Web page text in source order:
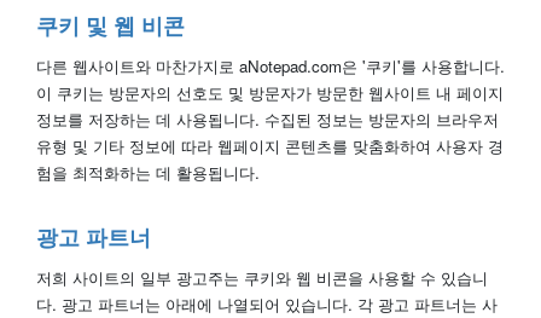
쿠키 및 웹 비콘
다른 웹사이트와 마찬가지로 aNotepad.com은 '쿠키'를 사용합니다.
이 쿠키는 방문자의 선호도 및 방문자가 방문한 웹사이트 내 페이지
정보를 저장하는 데 사용됩니다. 수집된 정보는 방문자의 브라우저
유형 및 기타 정보에 따라 웹페이지 콘텐츠를 맞춤화하여 사용자 경
험을 최적화하는 데 활용됩니다.
광고 파트너
저희 사이트의 일부 광고주는 쿠키와 웹 비콘을 사용할 수 있습니
다. 광고 파트너는 아래에 나열되어 있습니다. 각 광고 파트너는 사